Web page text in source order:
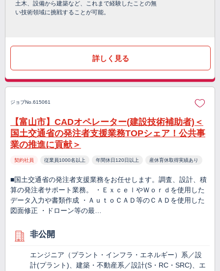
土木、設備から建築など、これまで経験したことの無
い技術領域に挑戦することが可能。
詳しく見る
ジョブNo.615061
【富山市】CADオペレーター(建設技術補助者)＜
国土交通省の発注者支援業務TOPシェア！公共事
業の推進に貢献＞
契約社員 従業員1000名以上 年間休日120日以上 産休育休取得実績あり
■国土交通省の発注者支援業務をお任せします。調査、設計、積
算の発注者サポート業務。 ・ＥｘｃｅｌやＷｏｒｄを使用した
データ入力や書類作成 ・ＡｕｔｏＣＡＤ等のＣＡＤを使用した
図面修正 ・ドローン等の最…
非公開
エンジニア（プラント・インフラ・エネルギー）系／設
計(プラント)、建築・不動産系／設計(S・RC・SRC)、エ